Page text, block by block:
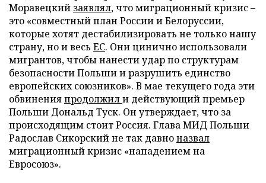
Моравецкий заявлял, что миграционный кризис –
это «совместный план России и Белоруссии,
которые хотят дестабилизировать не только нашу
страну, но и весь ЕС. Они цинично использовали
мигрантов, чтобы нанести удар по структурам
безопасности Польши и разрушить единство
европейских союзников». В мае текущего года эти
обвиненияпродолжили действующий премьер
Польши Дональд Туск. Он утверждает, что за
происходящим стоит Россия. Глава МИД Польши
Радослав Сикорский не так давноназвал
миграционный кризис «нападением на
Евросоюз».